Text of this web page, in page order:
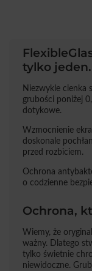
tylko jeden.
Niezwykle cienka
grubości poniżej
dotykowe.
Wzmocnienie
doskonale
przed rozbiciem.
Ochrona
o codzienne
Ochrona,
Wiemy, że
ważny. Dlatego
tylko świetnie
niewidoczne.